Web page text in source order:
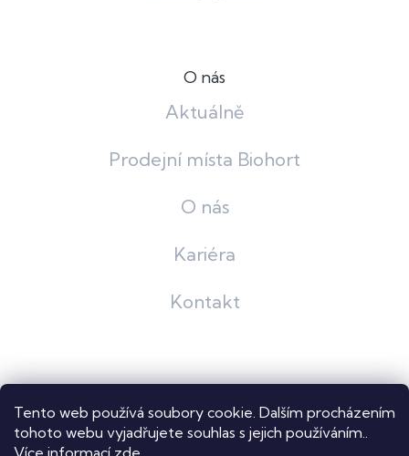
Tento web používá soubory cookie. Dalším procházením
tohoto webu vyjadřujete souhlas s jejich používáním..
Více informací zde
O nás
Aktuálně
Prodejní místa Biohort
O nás
Kariéra
Kontakt
Shoptet